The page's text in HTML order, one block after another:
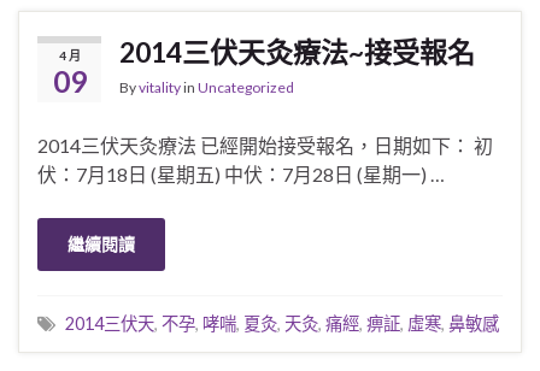
4 月
09
2014三伏天灸療法~接受報名
Byvitalityin Uncategorized
2014三伏天灸療法 已經開始接受報名，日期如下： 初
伏：7月18日 (星期五) 中伏：7月28日 (星期一) …
繼續閱讀
2014三伏天, 不孕, 哮喘, 夏灸, 天灸, 痛經, 痹証, 虛寒, 鼻敏感